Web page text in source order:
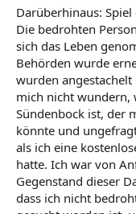
antwortete
formuliert stellt
überhaupt Nicht-
Ohne
Pleiten, Pech und
Verfassungsschutz
Morde oft
Yavuz Narin
lassen. Was der
nach...
www.regensburg-
Darüberhinaus:
Die bedrohten
sich das Leben
Behörden wurde
wurden
mich nicht wundern,
Sündenbock ist, der
könnte und
als ich eine
hatte. Ich war von
Gegenstand dieser
dass ich nicht